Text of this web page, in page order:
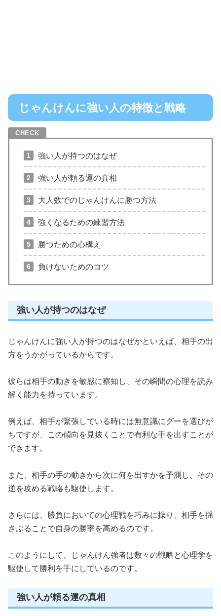
じゃんけんに強い人の特徴と戦略
強い人が持つのはなぜ
強い人が頼る運の真相
大人数でのじゃんけんに勝つ方法
強くなるための練習方法
勝つための心構え
負けないためのコツ
強い人が持つのはなぜ
じゃんけんに強い人が持つのはなぜかといえば、相手の出
方をうかがっているからです。
彼らは相手の動きを敏感に察知し、その瞬間の心理を読み
解く能力を持っています。
例えば、相手が緊張している時には無意識にグーを選びが
ちですが、この傾向を見抜くことで有利な手を出すことが
できます。
また、相手の手の動きから次に何を出すかを予測し、その
逆を攻める戦略も駆使します。
さらには、勝負においての心理戦を巧みに操り、相手を揺
さぶることで自身の勝率を高めるのです。
このようにして、じゃんけん強者は数々の戦略と心理学を
駆使して勝利を手にしているのです。
強い人が頼る運の真相